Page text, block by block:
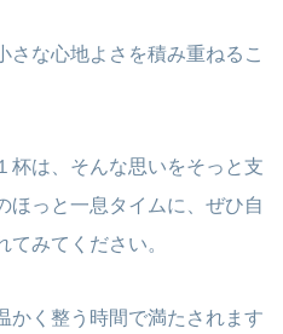
さな心地よさを積み重ねるこ
杯は、そんな思いをそっと支
ほっと一息タイムに、ぜひ自
みてください。
かく整う時間で満たされます